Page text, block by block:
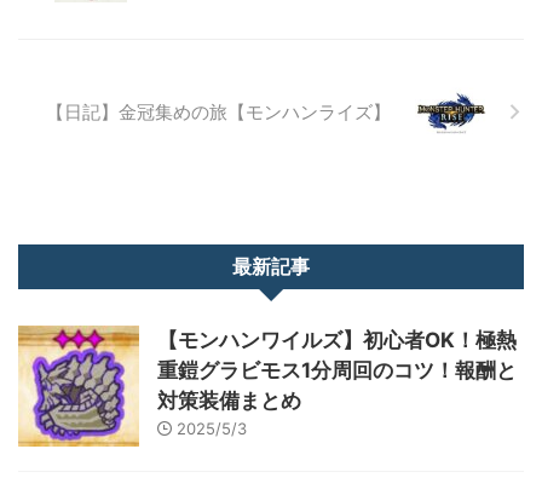
【日記】金冠集めの旅【モンハンライズ】
最新記事
【モンハンワイルズ】初心者OK！極熱
重鎧グラビモス1分周回のコツ！報酬と
対策装備まとめ
2025/5/3